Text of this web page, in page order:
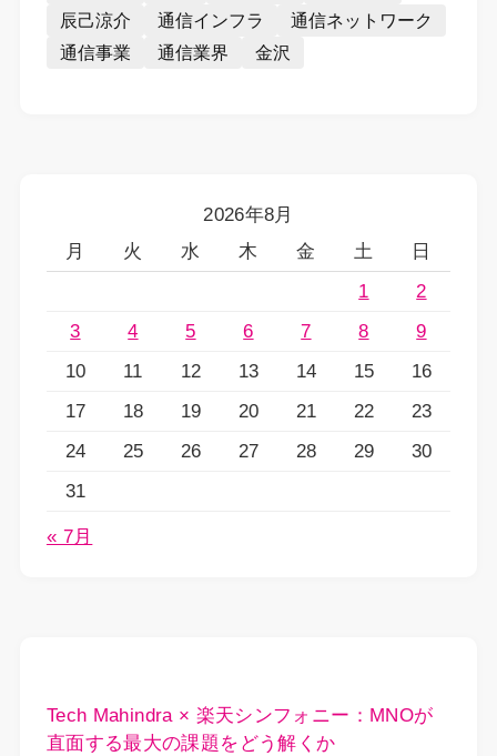
辰己涼介
通信インフラ
通信ネットワーク
通信事業
通信業界 金沢
2026年8月
月
火 水 木 金 土
日
1
2
3
4 5 6 7 8
9
10
11 12 13 14 15
16
17
18 19 20 21 22
23
24
25 26 27 28 29
30
31
« 7月
Tech Mahindra × 楽天シンフォニー：MNOが
直面する最大の課題をどう解くか